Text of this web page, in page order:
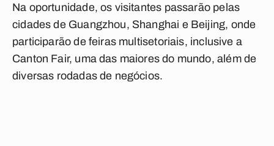
Na oportunidade, os visitantes passarão pelas
cidades de Guangzhou, Shanghai e Beijing, onde
participarão de feiras multisetoriais, inclusive a
Canton Fair, uma das maiores do mundo, além de
diversas rodadas de negócios.